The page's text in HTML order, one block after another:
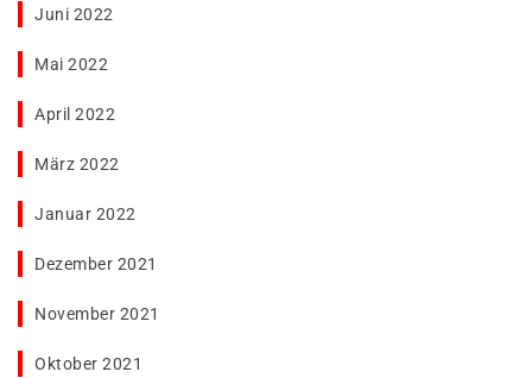
Juni 2022
Mai 2022
April 2022
März 2022
Januar 2022
Dezember 2021
November 2021
Oktober 2021